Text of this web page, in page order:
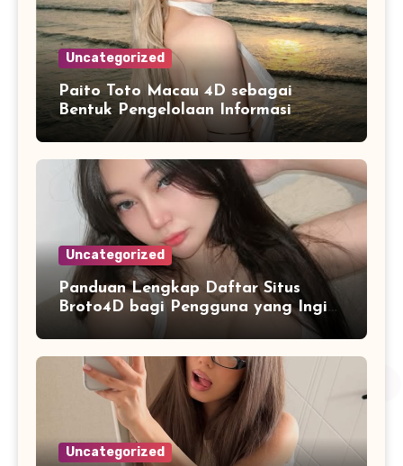
Uncategorized
Paito Toto Macau 4D sebagai
Bentuk Pengelolaan Informasi
Digital yang Lebih Terstruktur
Uncategorized
Panduan Lengkap Daftar Situs
Broto4D bagi Pengguna yang Ingin
Mengenal Fitur dan Layanan
Uncategorized